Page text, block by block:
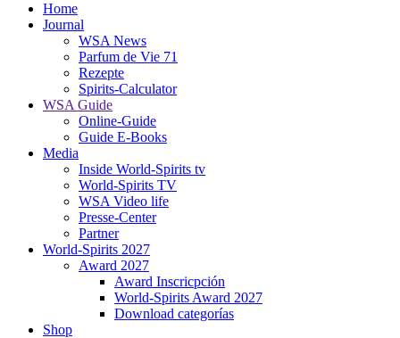
Home
Journal
WSA News
Parfum de Vie 71
Rezepte
Spirits-Calculator
WSA Guide
Online-Guide
Guide E-Books
Media
Inside World-Spirits tv
World-Spirits TV
WSA Video life
Presse-Center
Partner
World-Spirits 2027
Award 2027
Award Inscricpción
World-Spirits Award 2027
Download categorías
Shop